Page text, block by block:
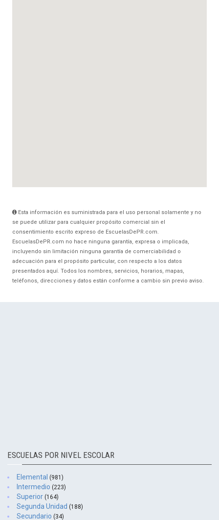
Esta información es suministrada para el uso personal solamente y no
se puede utilizar para cualquier propósito comercial sin el
consentimiento escrito expreso de EscuelasDePR.com.
EscuelasDePR.com no hace ninguna garantía, expresa o implicada,
incluyendo sin limitación ninguna garantía de comerciabilidad o
adecuación para el propósito particular, con respecto a los datos
presentados aquí. Todos los nombres, servicios, horarios, mapas,
teléfonos, direcciones y datos están conforme a cambio sin previo aviso.
ESCUELAS POR NIVEL ESCOLAR
Elemental (981)
Intermedio (223)
Superior (164)
Segunda Unidad (188)
Secundario (34)